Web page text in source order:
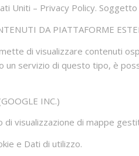
Uniti – Privacy Policy.
DA PIATTAFORME
di visualizzare contenuti
un servizio di questo tipo, è
INC.)
di visualizzazione di mappe
e Dati di utilizzo.